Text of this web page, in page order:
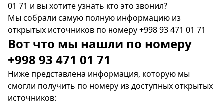
01 71 и вы хотите узнать кто это звонил?
Мы собрали самую полную информацию из
открытых источников по номеру +998 93 471 01 71
Вот что мы нашли по номеру
+998 93 471 01 71
Ниже представлена информация, которую мы
смогли получить по номеру из доступных открытых
источников: